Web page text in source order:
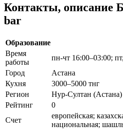
Контакты, описание
bar
Образование
Время
работы
пн-чт 16:00–03:00;
Город
Астана
Кухня
3000–5000 тнг
Регион
Нур-Султан (Астана)
Рейтинг
0
Счет
европейская;
национальная;